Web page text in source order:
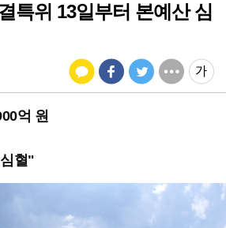
특위 13일부터 본예산 심
억 원
혈"